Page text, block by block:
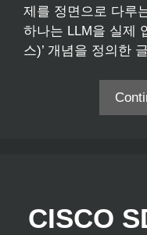
제를 정면으로 다루
하나는 LLM을 실제
스)’ 개념을 정의한
CISCO